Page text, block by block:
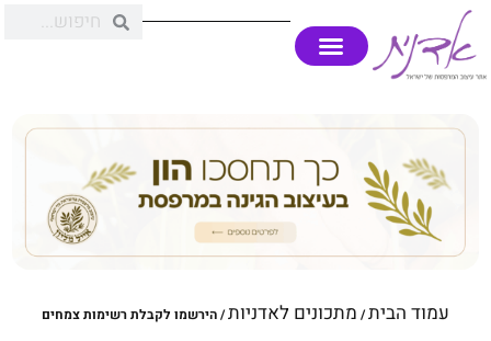
עמוד הבית/ מתכונים לאדניות/ הירשמו לקבלת רשימות צמחים